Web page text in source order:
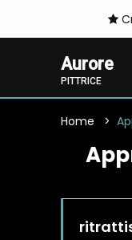
Aurore
PITTRICE
Home